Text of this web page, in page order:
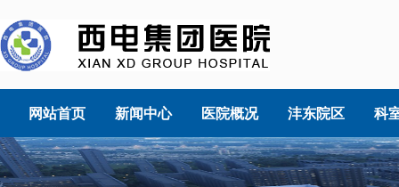
网站首页 新闻中心 医院概况 沣东院区 科